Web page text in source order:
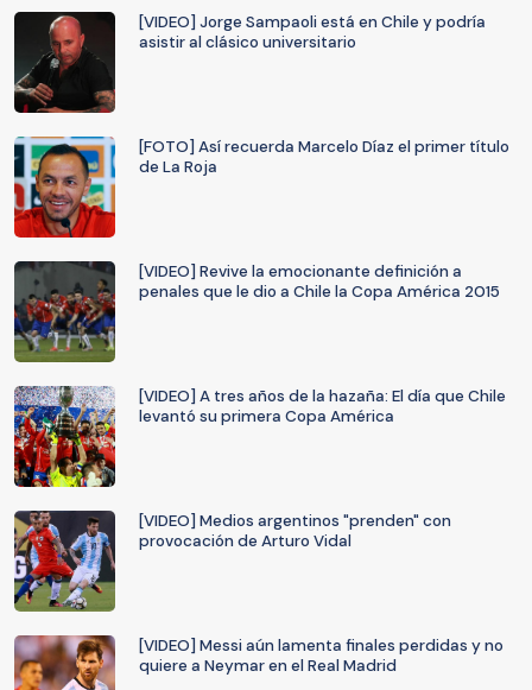
[VIDEO] Jorge Sampaoli está en Chile y podría
asistir al clásico universitario
[FOTO] Así recuerda Marcelo Díaz el primer título
de La Roja
[VIDEO] Revive la emocionante definición a
penales que le dio a Chile la Copa América 2015
[VIDEO] A tres años de la hazaña: El día que Chile
levantó su primera Copa América
[VIDEO] Medios argentinos "prenden" con
provocación de Arturo Vidal
[VIDEO] Messi aún lamenta finales perdidas y no
quiere a Neymar en el Real Madrid